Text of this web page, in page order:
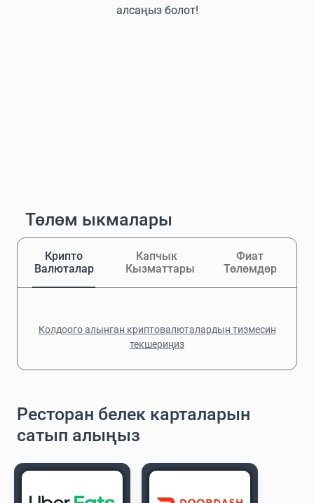
алсаңыз болот!
Төлөм ыкмалары
Крипто
Валюталар
Капчык
Кызматтары
Фиат
Төлөмдөр
Колдоого алынган криптовалюталардын тизмесин
текшериңиз
Ресторан белек карталарын
сатып алыңыз